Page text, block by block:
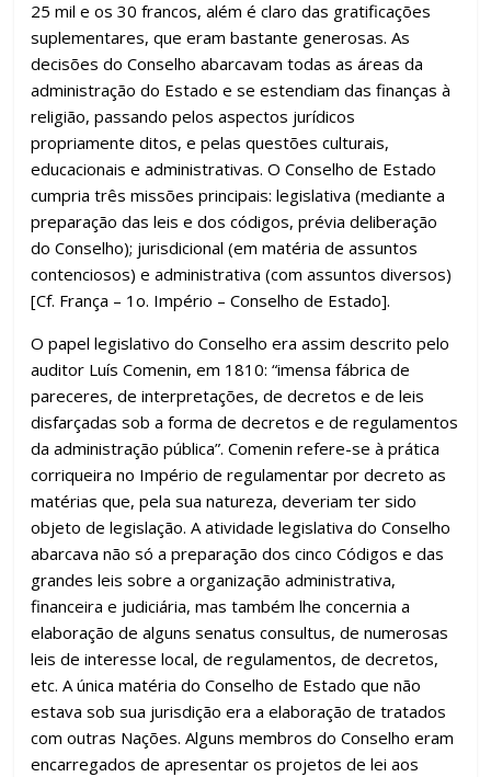
25 mil e os 30 francos, além é claro das gratificações
suplementares, que eram bastante generosas. As
decisões do Conselho abarcavam todas as áreas da
administração do Estado e se estendiam das finanças à
religião, passando pelos aspectos jurídicos
propriamente ditos, e pelas questões culturais,
educacionais e administrativas. O Conselho de Estado
cumpria três missões principais: legislativa (mediante a
preparação das leis e dos códigos, prévia deliberação
do Conselho); jurisdicional (em matéria de assuntos
contenciosos) e administrativa (com assuntos diversos)
[Cf. França – 1o. Império – Conselho de Estado].
O papel legislativo do Conselho era assim descrito pelo
auditor Luís Comenin, em 1810: “imensa fábrica de
pareceres, de interpretações, de decretos e de leis
disfarçadas sob a forma de decretos e de regulamentos
da administração pública”. Comenin refere-se à prática
corriqueira no Império de regulamentar por decreto as
matérias que, pela sua natureza, deveriam ter sido
objeto de legislação. A atividade legislativa do Conselho
abarcava não só a preparação dos cinco Códigos e das
grandes leis sobre a organização administrativa,
financeira e judiciária, mas também lhe concernia a
elaboração de alguns senatus consultus, de numerosas
leis de interesse local, de regulamentos, de decretos,
etc. A única matéria do Conselho de Estado que não
estava sob sua jurisdição era a elaboração de tratados
com outras Nações. Alguns membros do Conselho eram
encarregados de apresentar os projetos de lei aos